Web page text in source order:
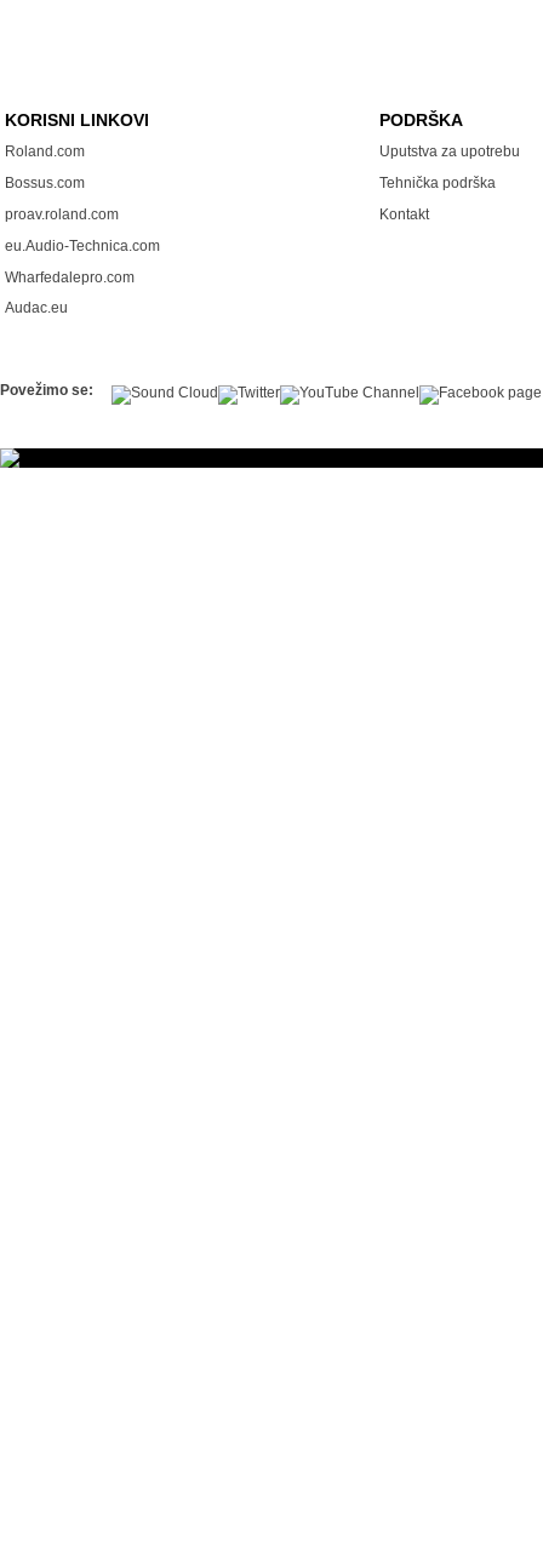
KORISNI LINKOVI
Roland.com
Bossus.com
proav.roland.com
eu.Audio-Technica.com
Wharfedalepro.com
Audac.eu
PODRŠKA
Uputstva za upotrebu
Tehnička podrška
Kontakt
Povežimo se: